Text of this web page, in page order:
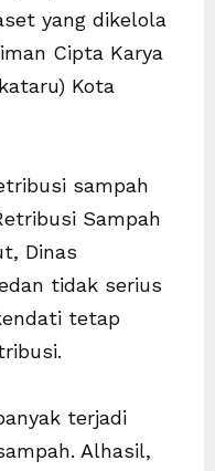
yang dikelola
Cipta Karya
Kota
sampah
Sampah
Dinas
tidak serius
tetap
terjadi
Alhasil,